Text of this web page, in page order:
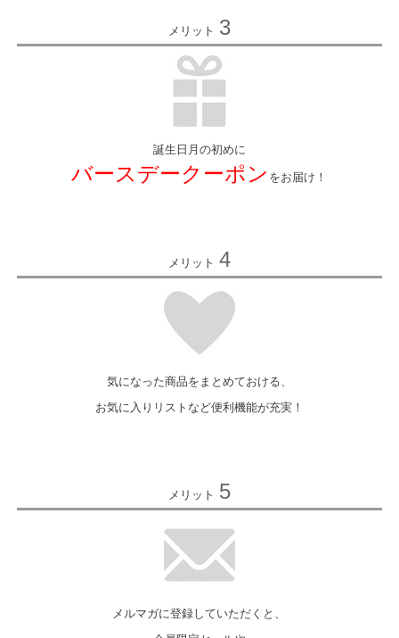
メリット 3
誕生日月の初めに
バースデークーポン をお届け！
メリット 4
気になった商品をまとめておける、
お気に入りリストなど便利機能が充実！
メリット 5
メルマガに登録していただくと、